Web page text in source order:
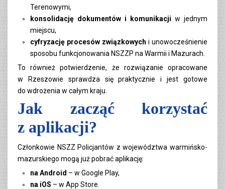
Terenowymi,
konsolidację dokumentów i komunikacji w jednym
miejscu,
cyfryzację procesów związkowych i unowocześnienie
sposobu funkcjonowania NSZZP na Warmii i Mazurach.
To również potwierdzenie, że rozwiązanie opracowane
w Rzeszowie sprawdza się praktycznie i jest gotowe
do wdrożenia w całym kraju.
Jak zacząć korzystać
z aplikacji?
Członkowie NSZZ Policjantów z województwa warmińsko-
mazurskiego mogą już pobrać aplikację:
na Android – w Google Play,
na iOS – w App Store.